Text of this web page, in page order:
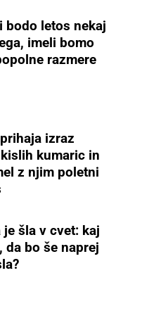
bodo letos nekaj
imeli bomo
razmere
izraz
kumaric in
z njim poletni
je šla v cvet: kaj
da bo še naprej